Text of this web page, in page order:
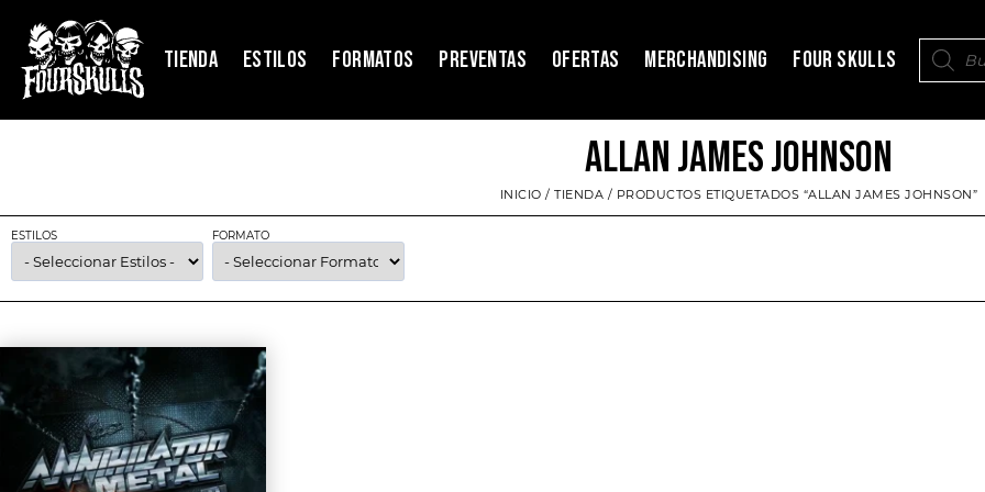
TIENDA ESTILOS FORMATOS PREVENTAS OFERTAS MERCHANDISING FOUR SKULLS
ALLAN JAMES JOHNSON
INICIO /TIENDA / PRODUCTOS ETIQUETADOS “ALLAN JAMES JOHNSON”
ESTILOS FORMATO